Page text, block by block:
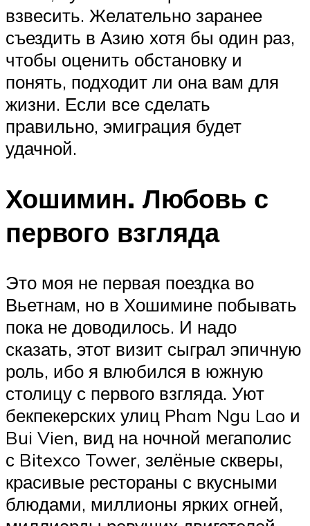
взвесить. Желательно заранее
съездить в Азию хотя бы один раз,
чтобы оценить обстановку и
понять, подходит ли она вам для
жизни. Если все сделать
правильно, эмиграция будет
удачной.
Хошимин. Любовь с
первого взгляда
Это моя не первая поездка во
Вьетнам, но в Хошимине побывать
пока не доводилось. И надо
сказать, этот визит сыграл эпичную
роль, ибо я влюбился в южную
столицу с первого взгляда. Уют
бекпекерских улиц Pham Ngu Lao и
Bui Vien, вид на ночной мегаполис
с Bitexco Tower, зелёные скверы,
красивые рестораны с вкусными
блюдами, миллионы ярких огней,